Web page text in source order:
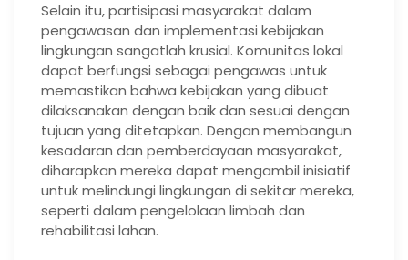
Selain itu, partisipasi masyarakat dalam
pengawasan dan implementasi kebijakan
lingkungan sangatlah krusial. Komunitas lokal
dapat berfungsi sebagai pengawas untuk
memastikan bahwa kebijakan yang dibuat
dilaksanakan dengan baik dan sesuai dengan
tujuan yang ditetapkan. Dengan membangun
kesadaran dan pemberdayaan masyarakat,
diharapkan mereka dapat mengambil inisiatif
untuk melindungi lingkungan di sekitar mereka,
seperti dalam pengelolaan limbah dan
rehabilitasi lahan.